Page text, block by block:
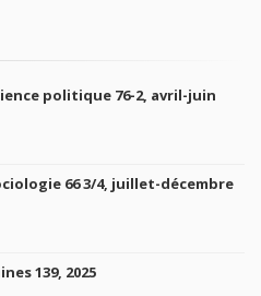
politique 76-2, avril-juin
66 3/4, juillet-décembre
139, 2025